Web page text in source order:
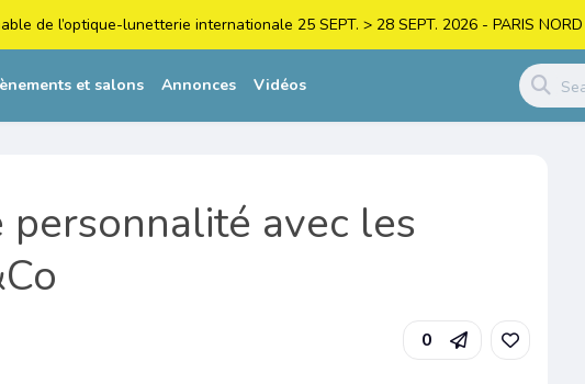
de l’optique-lunetterie internationale 25 SEPT. > 28 SEPT. 2026 - PARIS NORD
et salons Annonces Vidéos
avec les
0